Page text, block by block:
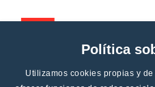
Política
Utilizamos cookies propias y